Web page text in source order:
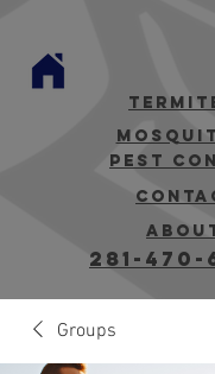
Pest
281-470-
Groups